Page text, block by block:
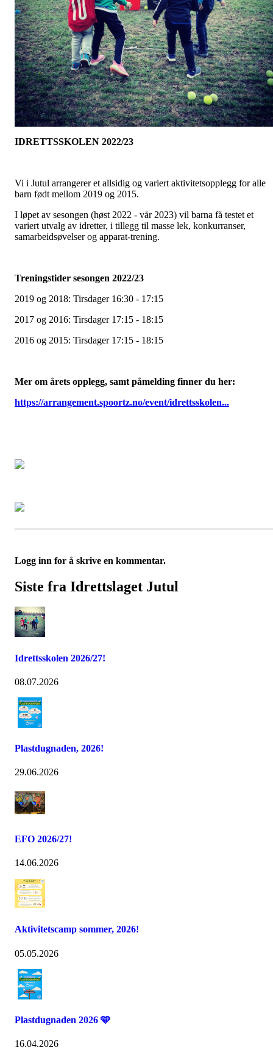
IDRETTSSKOLEN 2022/23
Vi i Jutul arrangerer et allsidig og variert aktivitetsopplegg for alle
barn født mellom 2019 og 2015.
I løpet av sesongen (høst 2022 - vår 2023) vil barna få testet et
variert utvalg av idretter, i tillegg til masse lek, konkurranser,
samarbeidsøvelser og apparat-trening.
Treningstider sesongen 2022/23
2019 og 2018: Tirsdager 16:30 - 17:15
2017 og 2016: Tirsdager 17:15 - 18:15
2016 og 2015: Tirsdager 17:15 - 18:15
Mer om årets opplegg, samt påmelding finner du her:
https://arrangement.spoortz.no/event/idrettsskolen...
Logg inn for å skrive en kommentar.
Siste fra Idrettslaget Jutul
Idrettsskolen 2026/27!
08.07.2026
Plastdugnaden, 2026!
29.06.2026
EFO 2026/27!
14.06.2026
Aktivitetscamp sommer, 2026!
05.05.2026
Plastdugnaden 2026 🩵
16.04.2026